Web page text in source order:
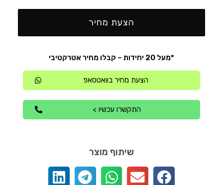
הצעת מחיר
*מעל 20 יחידות – קבלו מחיר אטרקטיבי
הצעת מחיר בוואטסאפ
התקשרו עכשיו >
שיתוף מוצר